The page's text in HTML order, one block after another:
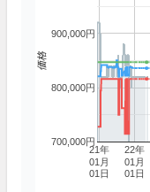
21年
01月
01日
22年
01月
01日
700,000円
800,000円
900,000円
価格